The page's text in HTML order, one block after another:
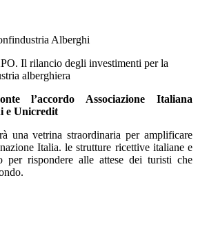
Alberghi
Il rilancio degli investimenti per la
alberghiera
l’accordo Associazione Italiana
e Unicredit
una vetrina straordinaria per amplificare
Italia. le strutture ricettive italiane e
per rispondere alle attese dei turisti che